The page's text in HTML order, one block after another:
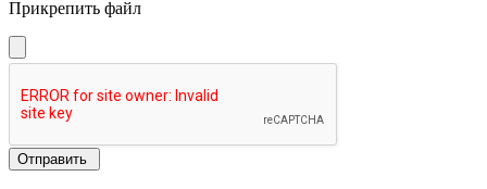
Прикрепить файл